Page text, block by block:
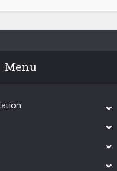
Menu